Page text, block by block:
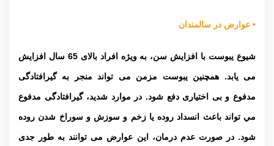
• عوارض در سالمندان
شیوع یبوست با افزایش سن، به ویژه افراد بالای 65 سال افزایش
می یابد. همچنین یبوست مزمن می تواند منجر به گیرافتادگی
مدفوع و بی اختیاری دفع شود. در موارد شديد، گیرافتادگی مدفوع
مي تواند باعث انسداد روده يا زخم و سوزش و سوراخ شدن روده
شود. در صورت عدم درمان، این عوارض می توانند به طور جدی